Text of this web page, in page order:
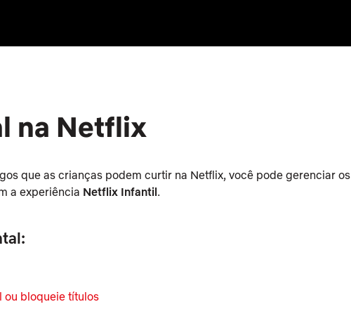
na Netflix
que as crianças podem curtir na Netflix, você pode gerenciar os
a experiência Netflix Infantil.
ou bloqueie títulos